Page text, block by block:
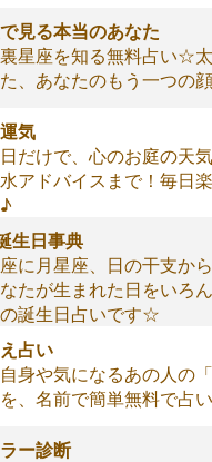
見る本当のあなた
星座を知る無料占い☆
、あなたのもう一つの
気
だけで、心のお庭の天
アドバイスまで！毎日
生日事典
に月星座、日の干支か
たが生まれた日をいろ
誕生日占いです☆
占い
身や気になるあの人の
、名前で簡単無料で占
ー診断